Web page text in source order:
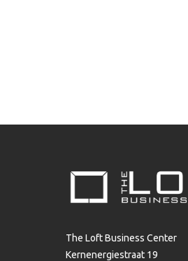
The Loft Business Center
Kernenergiestraat 19